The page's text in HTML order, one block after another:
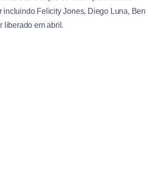
incluindo Felicity Jones, Diego Luna, Ben
liberado em abril.